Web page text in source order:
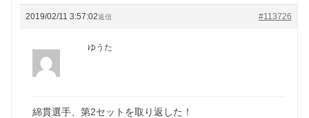
2019/02/11 3:57:02 #113726
返信
ゆうた
綿貫選手、第2セットを取り返した！